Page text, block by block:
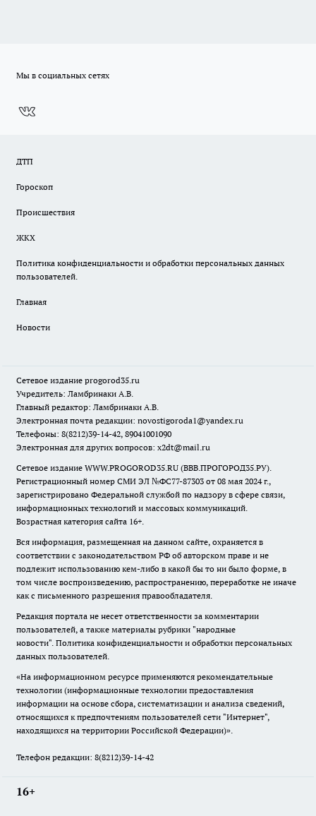
Мы в социальных сетях
ДТП
Гороскоп
Происшествия
ЖКХ
Политика конфиденциальности и обработки персональных данных
пользователей.
Главная
Новости
Сетевое издание progorod35.ru
Учредитель: Ламбринаки А.В.
Главный редактор: Ламбринаки А.В.
Электронная почта редакции: novostigoroda1@yandex.ru
Телефоны: 8(8212)39-14-42, 89041001090
Электронная для других вопросов: x2dt@mail.ru
Сетевое издание WWW.PROGOROD35.RU (ВВВ.ПРОГОРОД35.РУ).
Регистрационный номер СМИ ЭЛ №ФС77-87303 от 08 мая 2024 г.,
зарегистрировано Федеральной службой по надзору в сфере связи,
информационных технологий и массовых коммуникаций.
Возрастная категория сайта 16+.
Вся информация, размещенная на данном сайте, охраняется в
соответствии с законодательством РФ об авторском праве и не
подлежит использованию кем-либо в какой бы то ни было форме, в
том числе воспроизведению, распространению, переработке не иначе
как с письменного разрешения правообладателя.
Редакция портала не несет ответственности за комментарии
пользователей, а также материалы рубрики "народные
новости". Политика конфиденциальности и обработки персональных
данных пользователей.
«На информационном ресурсе применяются рекомендательные
технологии (информационные технологии предоставления
информации на основе сбора, систематизации и анализа сведений,
относящихся к предпочтениям пользователей сети "Интернет",
находящихся на территории Российской Федерации)».
Телефон редакции: 8(8212)39-14-42
16+